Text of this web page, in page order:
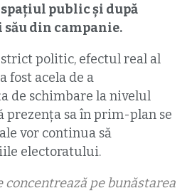
public și după
din campanie.
politic, efectul real al
fost acela de a
de schimbare la nivelul
prezența sa în prim-plan se
vor continua să
electoratului.
concentrează pe bunăstarea